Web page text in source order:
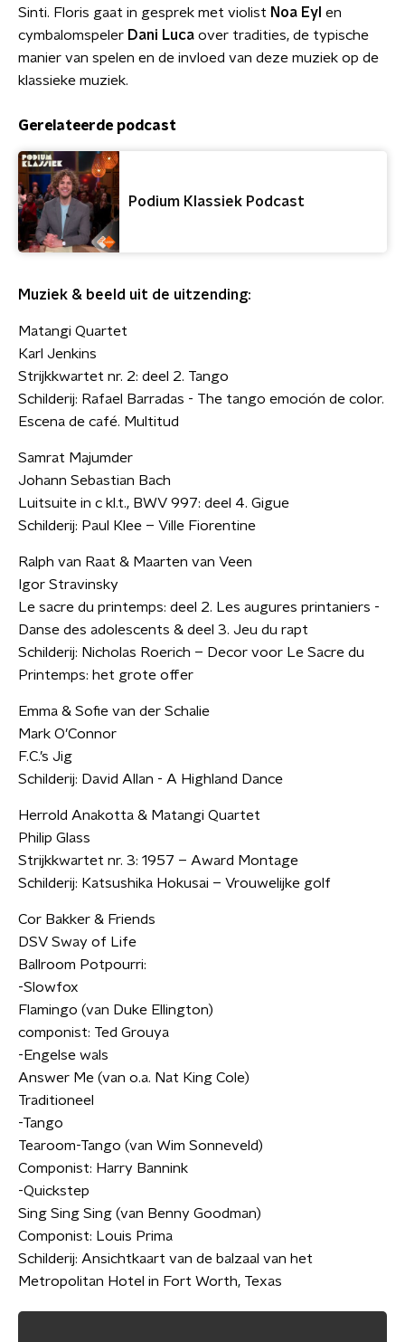
Sinti. Floris gaat in gesprek met violist Noa Eyl en
cymbalomspeler Dani Luca over tradities, de typische
manier van spelen en de invloed van deze muziek op de
klassieke muziek.
Gerelateerde podcast
Podium Klassiek Podcast
Muziek & beeld uit de uitzending:
Matangi Quartet
Karl Jenkins
Strijkkwartet nr. 2: deel 2. Tango
Schilderij: Rafael Barradas - The tango emoción de color.
Escena de café. Multitud
Samrat Majumder
Johann Sebastian Bach
Luitsuite in c kl.t., BWV 997: deel 4. Gigue
Schilderij: Paul Klee – Ville Fiorentine
Ralph van Raat & Maarten van Veen
Igor Stravinsky
Le sacre du printemps: deel 2. Les augures printaniers -
Danse des adolescents & deel 3. Jeu du rapt
Schilderij: Nicholas Roerich – Decor voor Le Sacre du
Printemps: het grote offer
Emma & Sofie van der Schalie
Mark O’Connor
F.C.’s Jig
Schilderij: David Allan - A Highland Dance
Herrold Anakotta & Matangi Quartet
Philip Glass
Strijkkwartet nr. 3: 1957 – Award Montage
Schilderij: Katsushika Hokusai – Vrouwelijke golf
Cor Bakker & Friends
DSV Sway of Life
Ballroom Potpourri:
-Slowfox
Flamingo (van Duke Ellington)
componist: Ted Grouya
-Engelse wals
Answer Me (van o.a. Nat King Cole)
Traditioneel
-Tango
Tearoom-Tango (van Wim Sonneveld)
Componist: Harry Bannink
-Quickstep
Sing Sing Sing (van Benny Goodman)
Componist: Louis Prima
Schilderij: Ansichtkaart van de balzaal van het
Metropolitan Hotel in Fort Worth, Texas